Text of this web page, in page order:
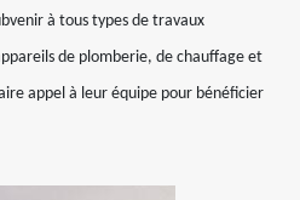
à tous types de travaux
de plomberie, de chauffage et
appel à leur équipe pour bénéficier